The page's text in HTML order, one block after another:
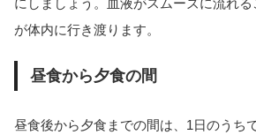
にしましょう。血液がスムーズに流れ
が体内に行き渡ります。
昼食から夕食の間
昼食後から夕食までの間は、1日のうち